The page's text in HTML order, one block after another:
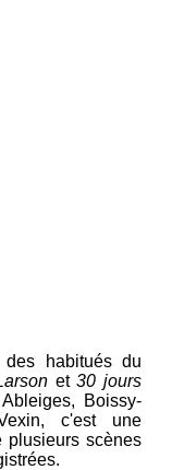
habitués du
et30 jours
Boissy-
c'est une
plusieurs scènes